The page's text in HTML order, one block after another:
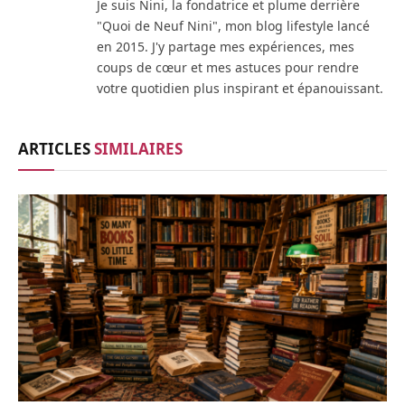
Je suis Nini, la fondatrice et plume derrière
"Quoi de Neuf Nini", mon blog lifestyle lancé
en 2015. J'y partage mes expériences, mes
coups de cœur et mes astuces pour rendre
votre quotidien plus inspirant et épanouissant.
ARTICLESSIMILAIRES